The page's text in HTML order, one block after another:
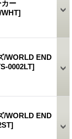
ー
/WORLD END
0002LT]
/WORLD END